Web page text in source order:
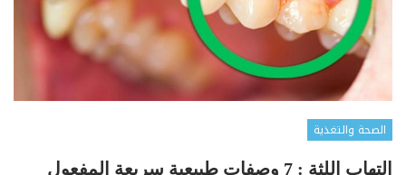
الصحة والتغذية
التهاب اللثة : 7 وصفات طبيعية سريعة المفعول